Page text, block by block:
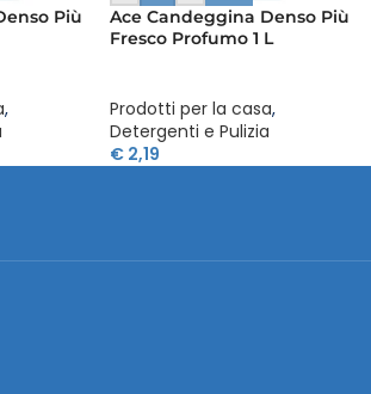
Più
,
Ace Candeggina Denso Più
Fresco Profumo 1 L
Prodotti per la casa,
Detergenti e Pulizia
€ 2,19